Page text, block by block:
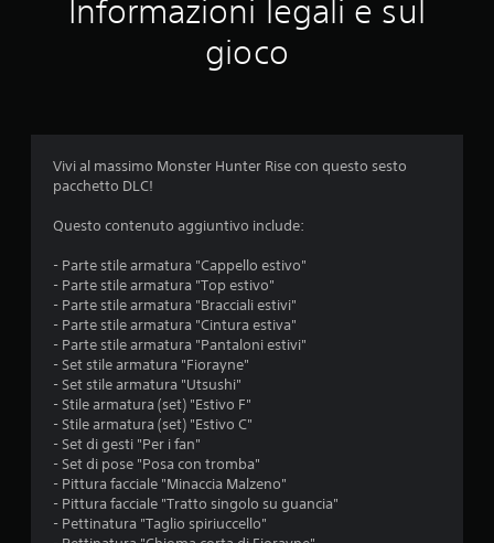
i
Informazioni legali e sul
gioco
Vivi al massimo Monster Hunter Rise con questo sesto
pacchetto DLC!
Questo contenuto aggiuntivo include:
- Parte stile armatura "Cappello estivo"
- Parte stile armatura "Top estivo"
- Parte stile armatura "Bracciali estivi"
- Parte stile armatura "Cintura estiva"
- Parte stile armatura "Pantaloni estivi"
- Set stile armatura "Fiorayne"
- Set stile armatura "Utsushi"
- Stile armatura (set) "Estivo F"
- Stile armatura (set) "Estivo C"
- Set di gesti "Per i fan"
- Set di pose "Posa con tromba"
- Pittura facciale "Minaccia Malzeno"
- Pittura facciale "Tratto singolo su guancia"
- Pettinatura "Taglio spiriuccello"